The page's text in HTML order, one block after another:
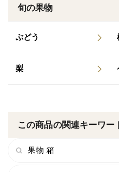
品、箱詰めしていますが、ご
旬の果物
ぶどう
梨
この商品の関連キーワー
果物 箱